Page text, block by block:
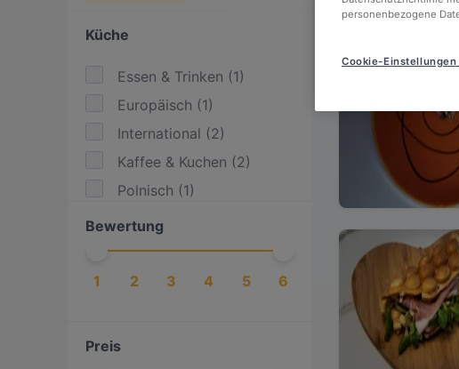
Küche
Essen & Trinken (1)
Europäisch (1)
International (2)
Kaffee & Kuchen (2)
Polnisch (1)
Bewertung
1 2 3 4 5 6
Preis
personenbezogene
Cookie-